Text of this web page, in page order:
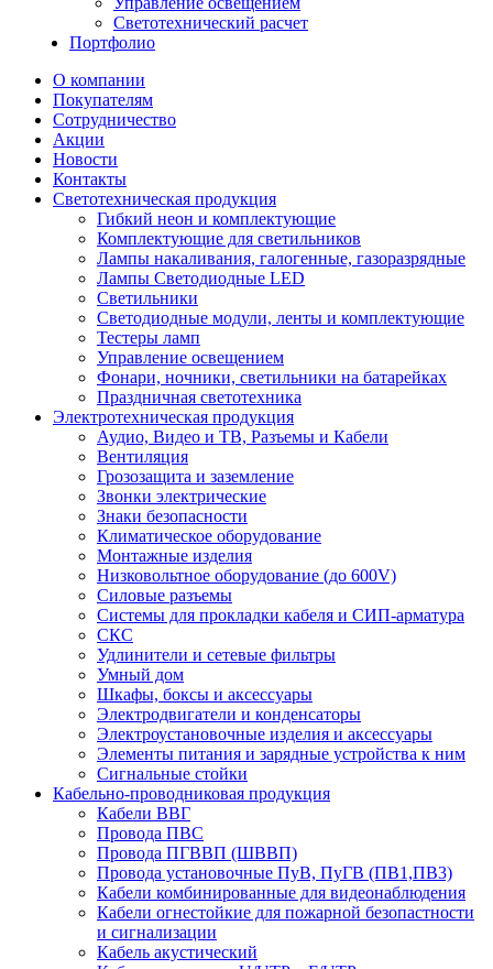
Светотехнический расчет
Портфолио
О компании
Покупателям
Сотрудничество
Акции
Новости
Контакты
Светотехническая продукция
Гибкий неон и комплектующие
Комплектующие для светильников
Лампы накаливания, галогенные, газоразрядные
Лампы Светодиодные LED
Светильники
Светодиодные модули, ленты и комплектующие
Тестеры ламп
Управление освещением
Фонари, ночники, светильники на батарейках
Праздничная светотехника
Электротехническая продукция
Аудио, Видео и ТВ, Разъемы и Кабели
Вентиляция
Грозозащита и заземление
Звонки электрические
Знаки безопасности
Климатическое оборудование
Монтажные изделия
Низковольтное оборудование (до 600V)
Силовые разъемы
Системы для прокладки кабеля и СИП-арматура
СКС
Удлинители и сетевые фильтры
Умный дом
Шкафы, боксы и аксессуары
Электродвигатели и конденсаторы
Электроустановочные изделия и аксессуары
Элементы питания и зарядные устройства к ним
Сигнальные стойки
Кабельно-проводниковая продукция
Кабели ВВГ
Провода ПВС
Провода ПГВВП (ШВВП)
Провода установочные ПуВ, ПуГВ (ПВ1,ПВ3)
Кабели комбинированные для видеонаблюдения
Кабели огнестойкие для пожарной безопастности
и сигнализации
Кабель акустический